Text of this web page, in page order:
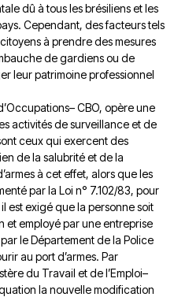
dû à tous les brésiliens et les
Cependant, des facteurs tels
à prendre des mesures
de gardiens ou de
leur patrimoine professionnel
CBO, opère une
activités de surveillance et de
ceux qui exercent des
de la salubrité et de la
à cet effet, alors que les
par la Loi n° 7.102/83, pour
est exigé que la personne soit
et employé par une entreprise
le Département de la Police
au port d’armes. Par
du Travail et de l’Emploi–
la nouvelle modification